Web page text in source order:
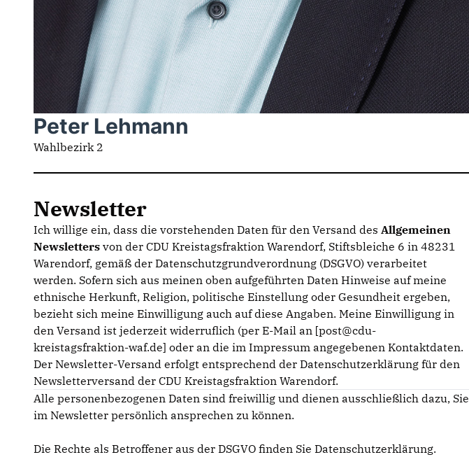
Peter Lehmann
Wahlbezirk 2
Newsletter
Ich willige ein, dass die vorstehenden Daten für den Versand des Allgemeinen
Newsletters von der CDU Kreistagsfraktion Warendorf, Stiftsbleiche 6 in 48231
Warendorf, gemäß der Datenschutzgrundverordnung (DSGVO) verarbeitet
werden. Sofern sich aus meinen oben aufgeführten Daten Hinweise auf meine
ethnische Herkunft, Religion, politische Einstellung oder Gesundheit ergeben,
bezieht sich meine Einwilligung auch auf diese Angaben. Meine Einwilligung in
den Versand ist jederzeit widerruflich (per E-Mail an [post@cdu-
kreistagsfraktion-waf.de] oder an die im Impressum angegebenen Kontaktdaten.
Der Newsletter-Versand erfolgt entsprechend der Datenschutzerklärung für den
Newsletterversand der CDU Kreistagsfraktion Warendorf.
Alle personenbezogenen Daten sind freiwillig und dienen ausschließlich dazu, Sie
im Newsletter persönlich ansprechen zu können.
Die Rechte als Betroffener aus der DSGVO finden Sie Datenschutzerklärung.